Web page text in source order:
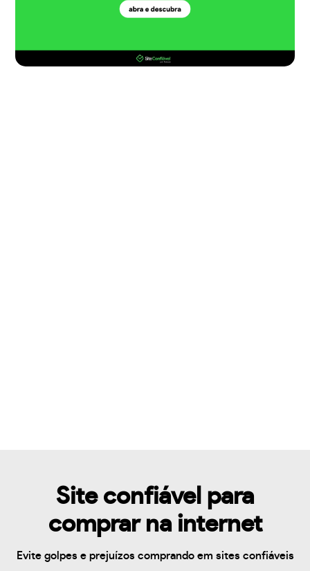
Site confiável para
comprar na internet
Evite golpes e prejuízos comprando em sites confiáveis